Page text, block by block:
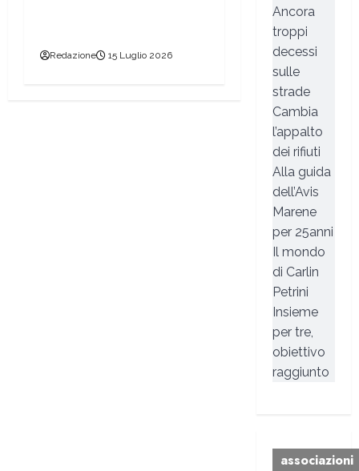
Redazione 15 Luglio 2026
Ancora
troppi
decessi
sulle
strade
Cambia
l’appalto
dei rifiuti
Alla guida
dell’Avis
Marene
per 25anni
Il mondo
di Carlin
Petrini
Insieme
per tre,
obiettivo
raggiunto
associazioni